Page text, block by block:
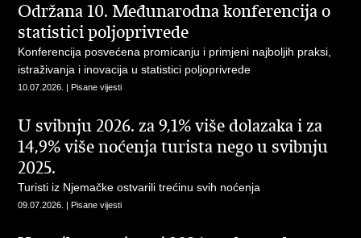
Održana 10. Međunarodna konferencija o
statistici poljoprivrede
Konferencija posvećena promicanju i primjeni najboljih praksi,
istraživanja i inovacija u statistici poljoprivrede
10.07.2026. | Pisane vijesti
U svibnju 2026. za 9,1% više dolazaka i za
14,9% više noćenja turista nego u svibnju
2025.
Turisti iz Njemačke ostvarili trećinu svih noćenja
09.07.2026. | Pisane vijesti